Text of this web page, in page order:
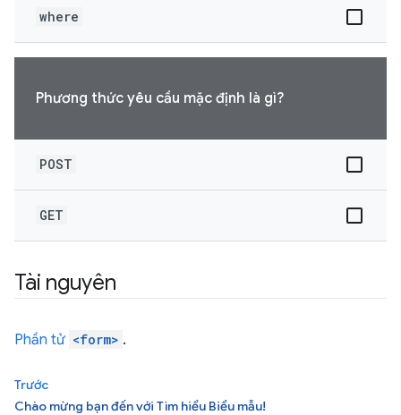
where
Phương thức yêu cầu mặc định là gì?
POST
GET
Tài nguyên
Phần tử <form> .
Trước
Chào mừng bạn đến với Tìm hiểu Biểu mẫu!